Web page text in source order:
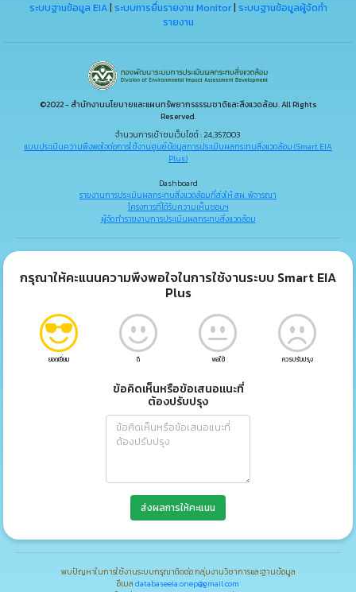
ระบบฐานข้อมูล EIA| ระบบการยื่นรายงาน Monitor| ระบบฐานข้อมูลผู้จัดทำ
รายงาน
©2022 - สำนักงานนโยบายและแผนทรัพยากรธรรมชาติและสิ่งแวดล้อม. All Rights
Reserved.
จำนวนการเข้าชมเว็บไซต์ : 24,357,003
แบบประเมินความพึงพอใจต่อการใช้งานศูนย์ข้อมูลการประเมินผลกระทบสิ่งแวดล้อม (Smart EIA
Plus)
Dashboard
รายงานการประเมินผลกระทบสิ่งแวดล้อมที่ส่งให้ สผ. พิจารณา
โครงการที่ได้รับความเห็นชอบฯ
ผู้จัดทำรายงานการประเมินผลกระทบสิ่งแวดล้อม
กรุณาให้คะแนนความพึงพอใจในการใช้งานระบบ Smart EIA
Plus
ยอดเยี่ยม ดี พอใช้ ควรปรับปรุง
ข้อคิดเห็นหรือข้อเสนอแนะที่
ต้องปรับปรุง
ส่งผลการให้คะแนน
พบปัญหาในการใช้งานระบบกรุณาติดต่อ กลุ่มงานวิชาการและฐานข้อมูล
อีเมล databaseeia.onep@gmail.com